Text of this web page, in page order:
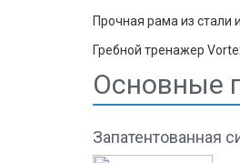
Прочная рама из стали
Гребной тренажер
Основные
Запатентованная